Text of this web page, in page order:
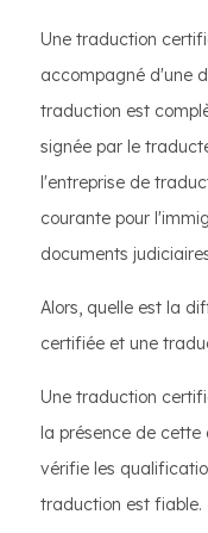
Une traduction
accompagné d'une
traduction est
signée par le
l'entreprise de
courante pour
documents
Alors, quelle est la
certifiée et une
Une traduction
la présence de
vérifie les
traduction est fiable.